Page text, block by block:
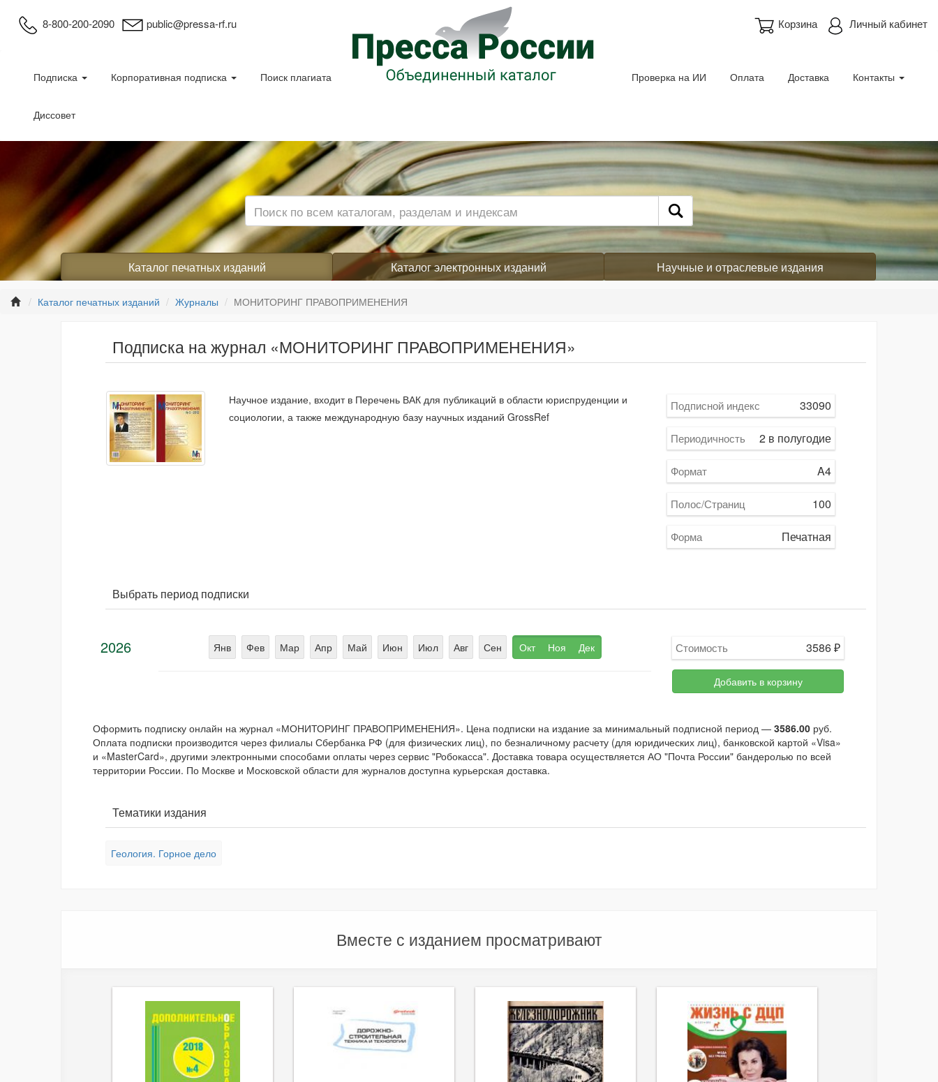
8-800-200-2090 public@pressa-rf.ru Личный кабинет
Корзина
Подписка Корпоративная подписка Поиск плагиата
Диссовет
Проверка на ИИ Оплата Доставка Контакты
Каталог печатных изданий Каталог электронных изданий Научные и отраслевые издания
Каталог печатных изданий Журналы МОНИТОРИНГ ПРАВОПРИМЕНЕНИЯ
Подписка на журнал «МОНИТОРИНГ ПРАВОПРИМЕНЕНИЯ»
Научное издание, входит в Перечень ВАК для публикаций в области юриспруденции и
социологии, а также международную базу научных изданий GrossRef
Подписной индекс 33090
Периодичность 2 в полугодие
Формат A4
Полос/Страниц 100
Форма Печатная
Выбрать период подписки
2026 Янв Фев Мар Апр Май Июн Июл Авг Сен Окт Ноя Дек Стоимость 3586₽
Добавить в корзину
Оформить подписку онлайн на журнал «МОНИТОРИНГ ПРАВОПРИМЕНЕНИЯ». Цена подписки на издание за минимальный подписной период — 3586.00 руб.
Оплата подписки производится через филиалы Сбербанка РФ (для физических лиц), по безналичному расчету (для юридических лиц), банковской картой «Visa»
и «MasterCard», другими электронными способами оплаты через сервис "Робокасса". Доставка товара осуществляется АО "Почта России" бандеролью по всей
территории России. По Москве и Московской области для журналов доступна курьерская доставка.
Тематики издания
Геология. Горное дело
Вместе с изданием просматривают